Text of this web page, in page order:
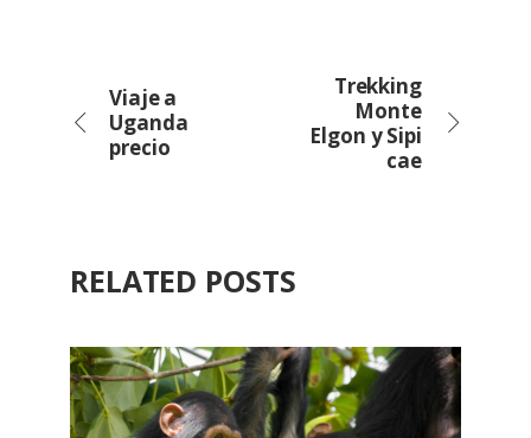
Viaje a
Uganda
precio
Trekking
Monte
Elgon y Sipi
cae
RELATED POSTS